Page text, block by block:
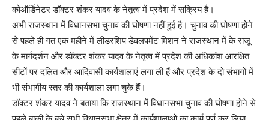
कोऑर्डिनेटर डॉक्टर शंकर यादव के नेतृत्व में प्रदेश में सक्रिय है।
अभी राजस्थान में विधानसभा चुनाव की घोषणा नहीं हुई है। चुनाव की घोषणा होने
से पहले ही गत एक महीने में लीडरशिप डेवलपमेंट मिशन ने राजस्थान में के राजू
के मार्गदर्शन और डॉक्टर शंकर यादव के नेतृत्व में प्रदेश की अधिकांश आरक्षित
सीटों पर दलित और आदिवासी कार्यशालाएं लगा ली हैं और प्रदेश के दो संभागों में
भी संभागीय स्तर की कार्यशाला लगा चुके हैं।
डॉक्टर शंकर यादव ने बताया कि राजस्थान में विधानसभा चुनाव की घोषणा होने से